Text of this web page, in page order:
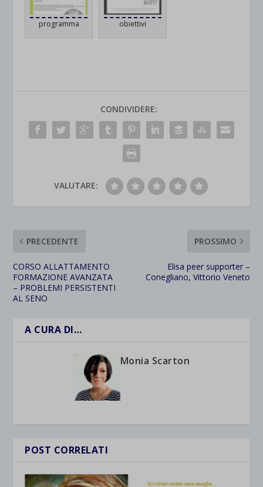
programma obiettivi
CONDIVIDERE:
VALUTARE:
PRECEDENTE
CORSO ALLATTAMENTO
FORMAZIONE AVANZATA
– PROBLEMI PERSISTENTI
AL SENO
PROSSIMO
Elisa peer supporter –
Conegliano, Vittorio Veneto
A CURA DI…
Monia Scarton
POST CORRELATI